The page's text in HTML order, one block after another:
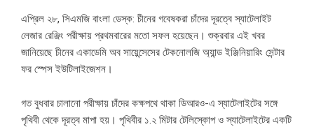
এপ্রিল ২৮, সিএমজি বাংলা ডেস্ক: চীনের গবেষকরা চাঁদের দূরত্বে স্যাটেলাইট
লেজার রেঞ্জিং পরীক্ষায় প্রথমবারের মতো সফল হয়েছেন। শুক্রবার এই খবর
জানিয়েছে চীনের একাডেমি অব সায়েন্সেসের টেকনোলজি অ্যান্ড ইঞ্জিনিয়ারিং সেন্টার
ফর স্পেস ইউটিলাইজেশন।
গত বুধবার চালানো পরীক্ষায় চাঁদের কক্ষপথে থাকা ডিআরও-এ স্যাটেলাইটের সঙ্গে
পৃথিবী থেকে দূরত্ব মাপা হয়। পৃথিবীর ১.২ মিটার টেলিস্কোপ ও স্যাটেলাইটের একটি